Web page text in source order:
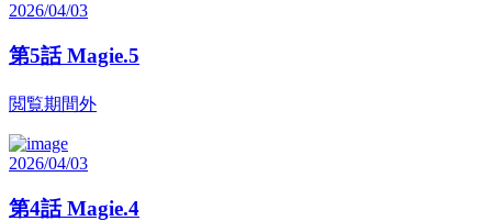
2026/04/03
第5話 Magie.5
閲覧期間外
2026/04/03
第4話 Magie.4